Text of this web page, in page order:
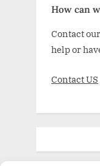
How can
Contact
help or
Contact US